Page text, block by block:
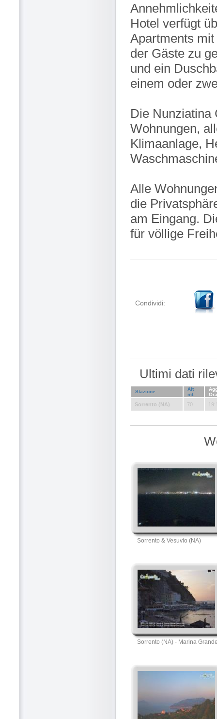
Hotel verfügt
Apartments
der Gäste zu
und ein
einem oder
Die Nunziatina
Wohnungen,
Klimaanlage,
Alle
die
am Eingang.
für völlige
Condividi:
Ultimi dati
Stazione
Alt
mt.
Ora
Sorrento (NA) 70
Sorrento & Vesuvio (NA)
Sorrento (NA) - Marina